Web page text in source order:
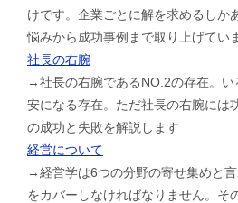
けです。企業ごとに解を求めるしか
悩みから成功事例まで取り上げてい
社長の右腕
→社長の右腕であるNO.2の存在。い
安になる存在。ただ社長の右腕には
の成功と失敗を解説します
経営について
→経営学は6つの分野の寄せ集めと
をカバーしなければなりません。そ